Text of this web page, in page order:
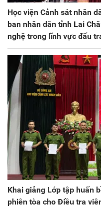
Học viện Cảnh sát nhân
ban nhân dân tỉnh Lai
nghệ trong lĩnh vực đấu
Khai giảng Lớp tập huấn
phiên tòa cho Điều tra